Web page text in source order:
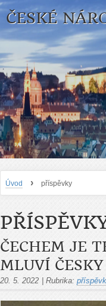
ČESKÉ
Úvod › příspěvky
ČECHEM JE
MLUVÍ
20. 5. 2022 Rubrika: